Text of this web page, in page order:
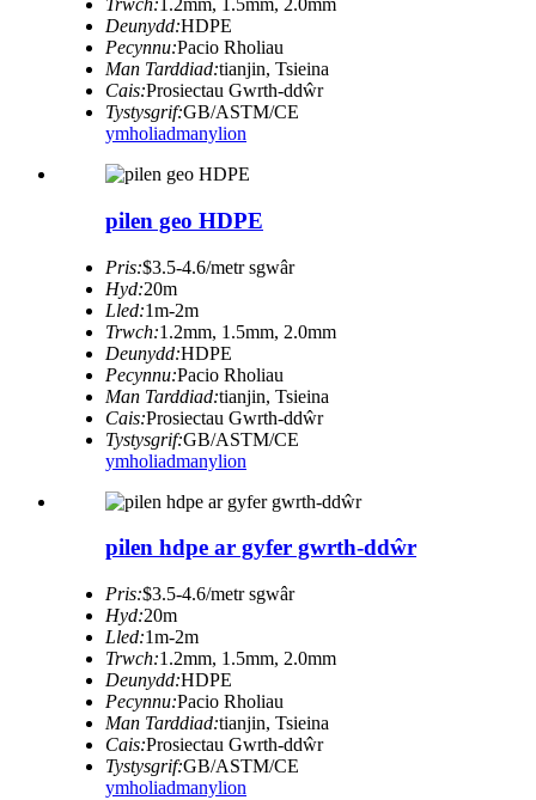
Trwch: 1.2mm, 1.5mm, 2.0mm
Deunydd:HDPE
Pecynnu:Pacio Rholiau
Man Tarddiad:tianjin, Tsieina
Cais:Prosiectau Gwrth-ddŵr
Tystysgrif:GB/ASTM/CE
ymholiadmanylion
pilen geo HDPE
Pris:$3.5-4.6/metr sgwâr
Hyd:20m
Lled:1m-2m
Trwch:1.2mm, 1.5mm, 2.0mm
Deunydd:HDPE
Pecynnu:Pacio Rholiau
Man Tarddiad:tianjin, Tsieina
Cais:Prosiectau Gwrth-ddŵr
Tystysgrif:GB/ASTM/CE
ymholiadmanylion
pilen hdpe ar gyfer gwrth-ddŵr
Pris:$3.5-4.6/metr sgwâr
Hyd:20m
Lled:1m-2m
Trwch:1.2mm, 1.5mm, 2.0mm
Deunydd:HDPE
Pecynnu:Pacio Rholiau
Man Tarddiad:tianjin, Tsieina
Cais:Prosiectau Gwrth-ddŵr
Tystysgrif:GB/ASTM/CE
ymholiadmanylion